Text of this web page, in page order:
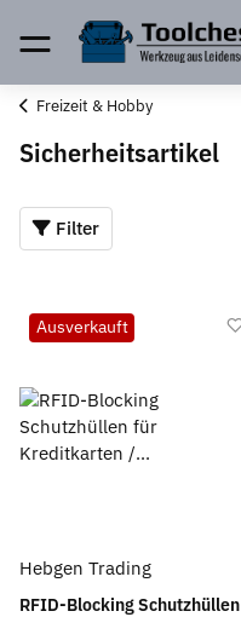
Freizeit & Hobby
Sicherheitsartikel
Filter
Ausverkauft
Hebgen Trading
RFID-Blocking Schutzhüllen